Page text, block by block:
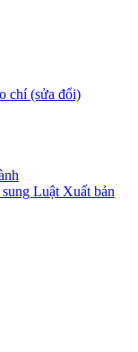
chí (sửa đổi)
Luật Xuất bản